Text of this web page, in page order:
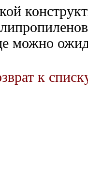
можно
к